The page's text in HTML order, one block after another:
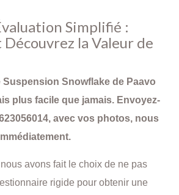
Simplifié :
la Valeur de
Suspension Snowflake de Paavo
plus facile que jamais. Envoyez-
avec vos photos, nous
avons fait le choix de ne pas
rigide pour obtenir une